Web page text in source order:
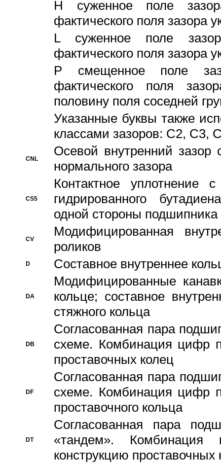
H суженное поле
фактического поля зазора
L суженное поле
фактического поля зазора
P смещенное поле
фактического поля
половину поля соседней
Указанные буквы также
классами зазоров: С2,
CNL
Осевой внутренний зазор
нормального зазора
CS5
Контактное уплотнение
гидрированного
одной стороны подшипника
CV
Модифицированная
роликов
D Составное внутреннее
DA
Модифицированные
кольце; составное
стяжного кольца
DB
Согласованная пара
схеме. Комбинация цифр
проставочных колец
DF
Согласованная пара
схеме. Комбинация цифр
проставочного кольца
DT
Согласованная пара
«тандем».
конструкцию проставочных